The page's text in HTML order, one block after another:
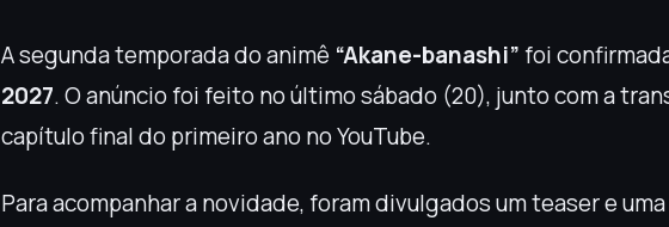
A segunda temporada do animê “Akane-banashi”foi
2027. O anúncio foi feito no último sábado (20), junto com a
capítulo final do primeiro ano no YouTube.
Para acompanhar a novidade, foram divulgados um teaser e